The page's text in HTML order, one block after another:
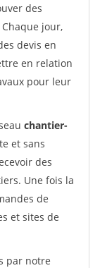
des
Chaque jour,
devis en
en relation
pour leur
chantier-
et sans
des
Une fois la
de
et sites de
par notre